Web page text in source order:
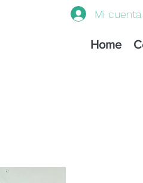
Home
Mi cuenta